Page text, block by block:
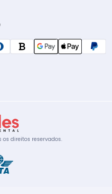
os direitos reservados.